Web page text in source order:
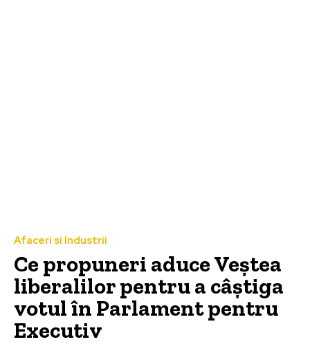
Afaceri si Industrii
Ce propuneri aduce Veștea
liberalilor pentru a câștiga
votul în Parlament pentru
Executiv